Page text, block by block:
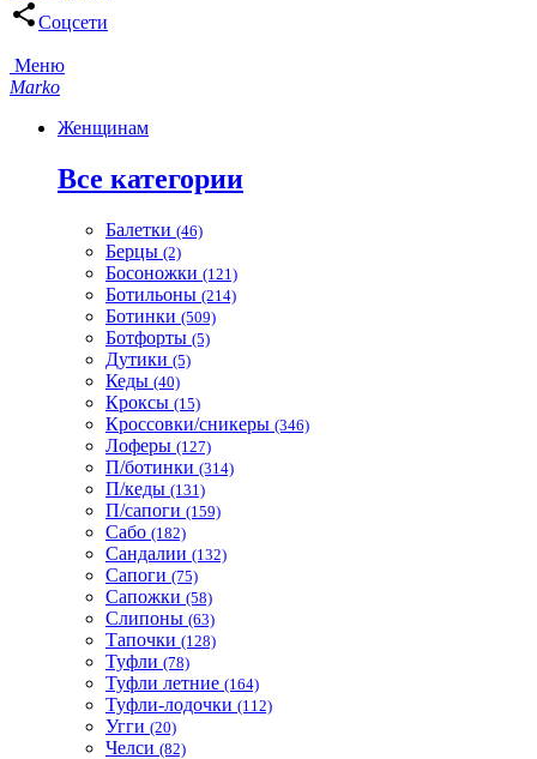
Соцсети
Меню
Marko
Женщинам
Все категории
Балетки (46)
Берцы (2)
Босоножки (121)
Ботильоны (214)
Ботинки (509)
Ботфорты (5)
Дутики (5)
Кеды (40)
Кроксы (15)
Кроссовки/сникеры (346)
Лоферы (127)
П/ботинки (314)
П/кеды (131)
П/сапоги (159)
Сабо (182)
Сандалии (132)
Сапоги (75)
Сапожки (58)
Слипоны (63)
Тапочки (128)
Туфли (78)
Туфли летние (164)
Туфли-лодочки (112)
Угги (20)
Челси (82)